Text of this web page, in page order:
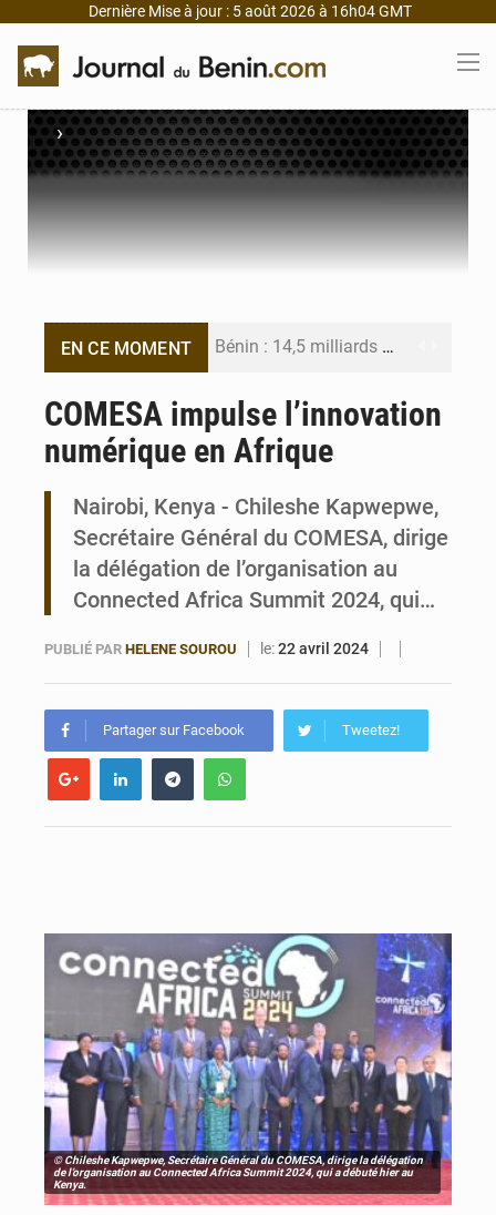
Dernière Mise à jour : 5 août 2026 à 16h04 GMT
›
EN CE MOMENT Bénin : 14,5 milliards de dollars pour faire de la CDN 3.0 un bouclier économique
Noyade tragique à Kalalé : 2 enfants perdent la vie à Gawézi
COMESA impulse l’innovation
numérique en Afrique
Nairobi, Kenya - Chileshe Kapwepwe,
Secrétaire Général du COMESA, dirige
la délégation de l’organisation au
Connected Africa Summit 2024, qui…
PUBLIÉ PAR HELENE SOUROU le:22 avril 2024
Partager sur Facebook Tweetez!
© Chileshe Kapwepwe, Secrétaire Général du COMESA, dirige la délégation
de l’organisation au Connected Africa Summit 2024, qui a débuté hier au
Kenya.